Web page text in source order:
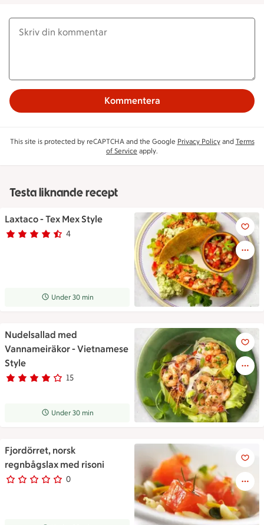
Kommentera
This site is protected by reCAPTCHA and the Google Privacy Policyand Terms
of Service apply.
Testa liknande recept
Laxtaco - Tex Mex Style
Betyg 4.5 av 5. 4
4 personer har röstat
Receptet tar Under 30 min att tillaga
Under 30 min
Laxtaco - Tex Mex Style
Nudelsallad med
Vannameiräkor - Vietnamese
Style
Betyg 4 av 5.
15
15 personer har röstat
Receptet tar Under 30 min att tillaga
Under 30 min
Nudelsallad med
Fjordörret, norsk
regnbågslax med risoni
0
0 personer har röstat
Fjordörret, norsk